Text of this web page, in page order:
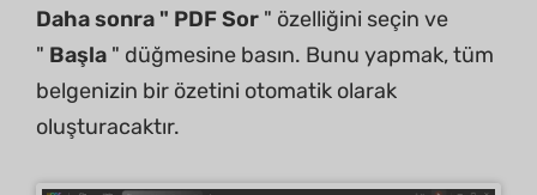
Daha sonra " PDF Sor " özelliğini seçin ve
" Başla " düğmesine basın. Bunu yapmak, tüm
belgenizin bir özetini otomatik olarak
oluşturacaktır.